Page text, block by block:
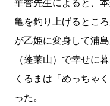
華誉先生によると、
亀を釣り上げるとこ
が乙姫に変身して浦
（蓬莱山）で幸せに
くるまは「めっちゃ
った。